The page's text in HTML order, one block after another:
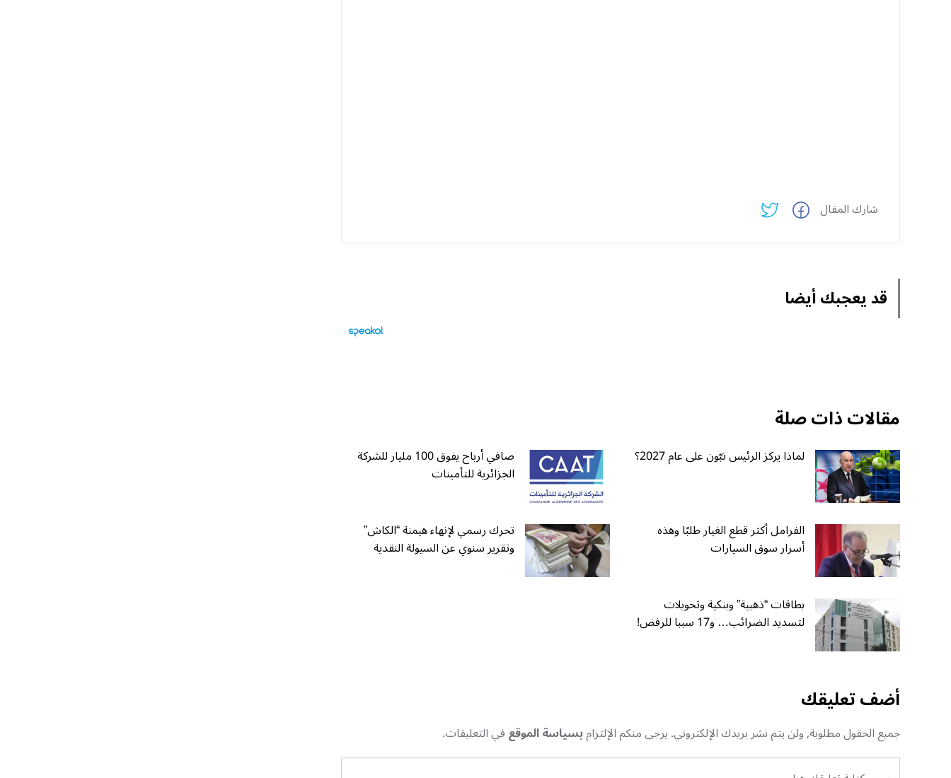
شارك المقال
قد يعجبك أيضا
مقالات ذات صلة
لماذا يركز الرئيس تبّون على عام 2027؟ صافي أرباح يفوق 100 مليار للشركة
الجزائرية للتأمينات
الفرامل أكثر قطع الغيار طلبًا وهذه
أسرار سوق السيارات
تحرك رسمي لإنهاء هيمنة “الكاش”
وتقرير سنوي عن السيولة النقدية
بطاقات “ذهبية” وبنكية وتحويلات
لتسديد الضرائب… و17 سببا للرفض!
أضف تعليقك
جميع الحقول مطلوبة, ولن يتم نشر بريدك الإلكتروني. يرجى منكم الإلتزامبسياسة الموقعفي التعليقات.